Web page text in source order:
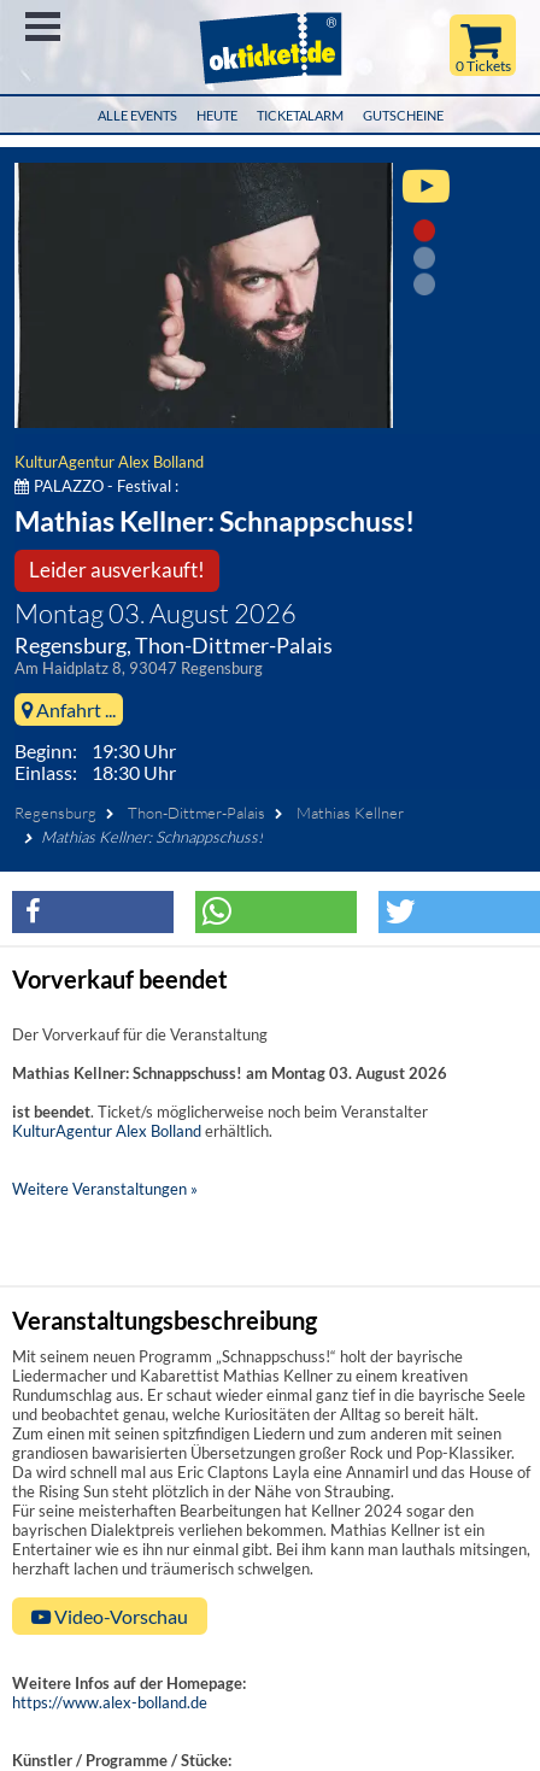
ALLE EVENTS HEUTE TICKETALARM GUTSCHEINE
0 Tickets
KulturAgentur Alex Bolland
PALAZZO - Festival :
Mathias Kellner: Schnappschuss!
Leider ausverkauft!
Montag 03. August 2026
Regensburg, Thon-Dittmer-Palais
Am Haidplatz 8, 93047 Regensburg
Anfahrt ...
Beginn: 19:30 Uhr
Einlass: 18:30 Uhr
Regensburg Thon-Dittmer-Palais
Mathias Kellner
Mathias Kellner: Schnappschuss!
Vorverkauf beendet
Der Vorverkauf für die Veranstaltung
Mathias Kellner: Schnappschuss! am Montag 03. August 2026
ist beendet. Ticket/s möglicherweise noch beim Veranstalter
KulturAgentur Alex Bollanderhältlich.
Weitere Veranstaltungen »
Veranstaltungsbeschreibung
Mit seinem neuen Programm „Schnappschuss!“ holt der bayrische
Liedermacher und Kabarettist Mathias Kellner zu einem kreativen
Rundumschlag aus. Er schaut wieder einmal ganz tief in die bayrische Seele
und beobachtet genau, welche Kuriositäten der Alltag so bereit hält.
Zum einen mit seinen spitzfindigen Liedern und zum anderen mit seinen
grandiosen bawarisierten Übersetzungen großer Rock und Pop-Klassiker.
Da wird schnell mal aus Eric Claptons Layla eine Annamirl und das House of
the Rising Sun steht plötzlich in der Nähe von Straubing.
Für seine meisterhaften Bearbeitungen hat Kellner 2024 sogar den
bayrischen Dialektpreis verliehen bekommen. Mathias Kellner ist ein
Entertainer wie es ihn nur einmal gibt. Bei ihm kann man lauthals mitsingen,
herzhaft lachen und träumerisch schwelgen.
Video-Vorschau
Weitere Infos auf der Homepage:
https://www.alex-bolland.de
Künstler / Programme / Stücke: